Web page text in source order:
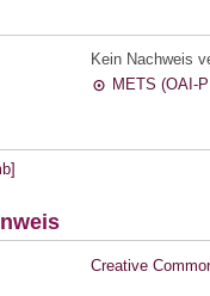
Kein Nachweis
METS (OAI-
]
Creative